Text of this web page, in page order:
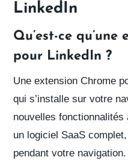
LinkedIn
Qu’est-ce
pour LinkedIn ?
Une extension Chrome
qui s’installe sur votre
nouvelles fonctionnalités
un logiciel SaaS
pendant votre navigation.